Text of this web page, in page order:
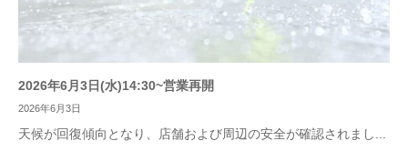
2026年6月3日(水)14:30~営業再開
2026年6月3日
天候が回復傾向となり、店舗および周辺の安全が確認されまし...